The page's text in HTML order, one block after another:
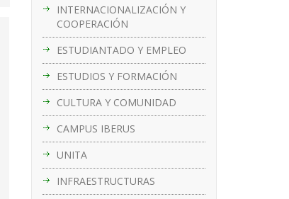
INTERNACIONALIZACIÓN Y
COOPERACIÓN
ESTUDIANTADO Y EMPLEO
ESTUDIOS Y FORMACIÓN
CULTURA Y COMUNIDAD
CAMPUS IBERUS
UNITA
INFRAESTRUCTURAS